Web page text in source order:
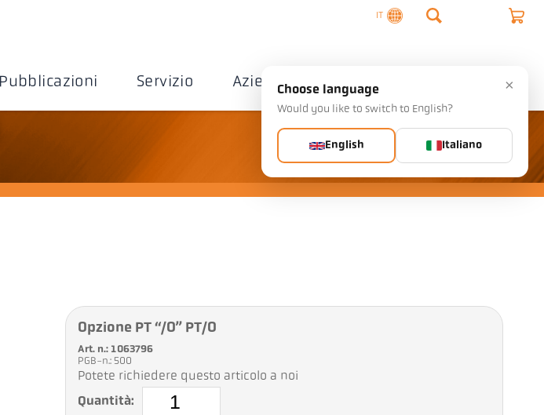
IT
Pubblicazioni Servizio Azienda
Opzione PT “/O” PT/O
Art. n.: 1063796
PGB-n.: 500
Potete richiedere questo articolo a noi
Quantità:
×
Choose language
Would you like to switch to English?
English Italiano